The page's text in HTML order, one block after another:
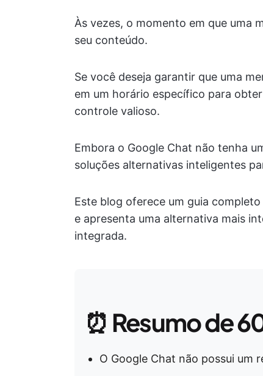
Às vezes, o momento em que uma
seu conteúdo.
Se você deseja garantir que uma
em um horário específico para
controle valioso.
Embora o Google Chat não tenha
soluções alternativas inteligentes
Este blog oferece um guia
e apresenta uma alternativa mais
integrada.
⏰ Resumo de
O Google Chat não possui um